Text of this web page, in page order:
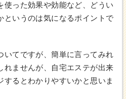
使った効果や効能など、どうい
というのは気になるポイントで
いてですが、簡単に言ってみれ
れませんが、自宅エステが出来
するとわかりやすいかと思いま